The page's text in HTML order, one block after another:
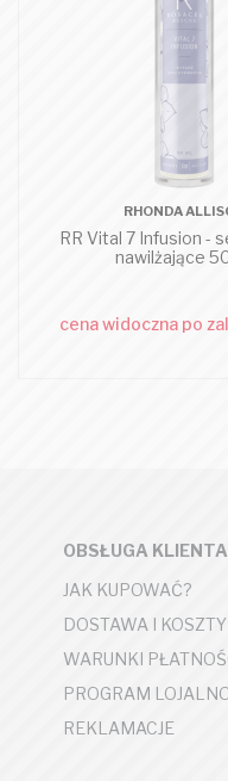
RHONDA
RR Vital 7 Infusion -
nawilżające
cena widoczna po
OBSŁUGA KLIENTA
JAK KUPOWAĆ?
DOSTAWA I KOSZTY
WARUNKI
PROGRAM
REKLAMACJE